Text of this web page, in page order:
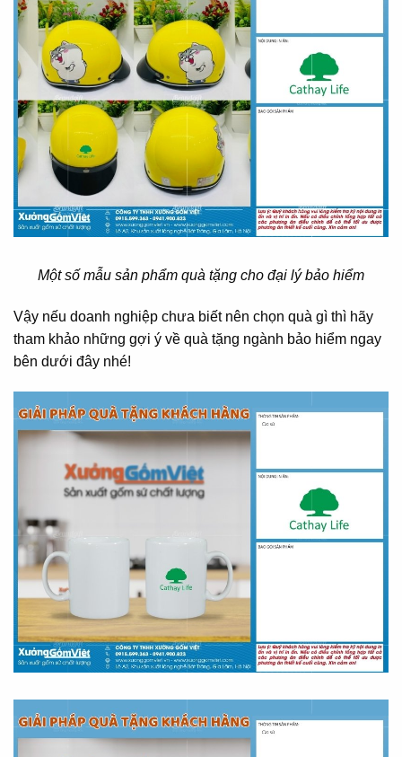
Một số mẫu sản phẩm quà tặng cho đại lý bảo hiểm
Vậy nếu doanh nghiệp chưa biết nên chọn quà gì thì hãy
tham khảo những gợi ý về quà tặng ngành bảo hiểm ngay
bên dưới đây nhé!